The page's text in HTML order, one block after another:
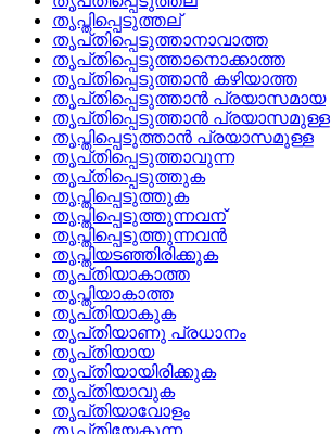
തൃപ്തിപ്പെടുത്തല്
തൃപ്‌തിപ്പെടുത്താനാവാത്ത
തൃപ്‌തിപ്പെടുത്താനൊക്കാത്ത
തൃപ്‌തിപ്പെടുത്താന്‍ കഴിയാത്ത
തൃപ്‌തിപ്പെടുത്താന്‍ പ്രയാസമായ
തൃപ്‌തിപ്പെടുത്താന്‍ പ്രയാസമുള്ള
തൃപ്തിപ്പെടുത്താന്‍ പ്രയാസമുള്ള
തൃപ്‌തിപ്പെടുത്താവുന്ന
തൃപ്‌തിപ്പെടുത്തുക
തൃപ്തിപ്പെടുത്തുക
തൃപ്തിപ്പെടുത്തുന്നവന്
തൃപ്തിപ്പെടുത്തുന്നവന്‍
തൃപ്തിയടഞ്ഞിരിക്കുക
തൃപ്‌തിയാകാത്ത
തൃപ്തിയാകാത്ത
തൃപ്‌തിയാകുക
തൃപ്‌തിയാണു പ്രധാനം
തൃപ്‌തിയായ
തൃപ്‌തിയായിരിക്കുക
തൃപ്‌തിയാവുക
തൃപ്‌തിയാവോളം